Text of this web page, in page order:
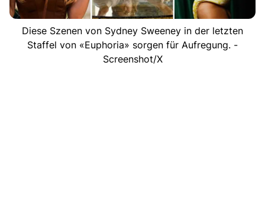
Diese Szenen von Sydney Sweeney in der letzten
Staffel von «Euphoria» sorgen für Aufregung. -
Screenshot/X